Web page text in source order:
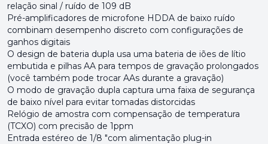
relação sinal / ruído de 109 dB
Pré-amplificadores de microfone HDDA de baixo ruído
combinam desempenho discreto com configurações de
ganhos digitais
O design de bateria dupla usa uma bateria de iões de lítio
embutida e pilhas AA para tempos de gravação prolongados
(você também pode trocar AAs durante a gravação)
O modo de gravação dupla captura uma faixa de segurança
de baixo nível para evitar tomadas distorcidas
Relógio de amostra com compensação de temperatura
(TCXO) com precisão de 1ppm
Entrada estéreo de 1/8 "com alimentação plug-in